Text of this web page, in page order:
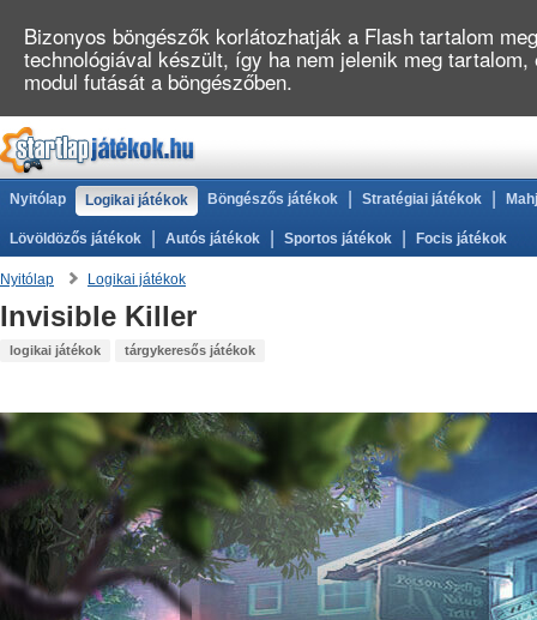
Nyitólap Logikai játékok Böngészős játékok Stratégiai játékok
Lövöldözős játékok Autós játékok Sportos játékok Focis játékok
Nyitólap Logikai játékok
Invisible Killer
logikai játékok tárgykeresős játékok
Bizonyos böngészők korlátozhatják a Flash tartalom
technológiával készült, így ha nem jelenik meg
modul futását a böngészőben.